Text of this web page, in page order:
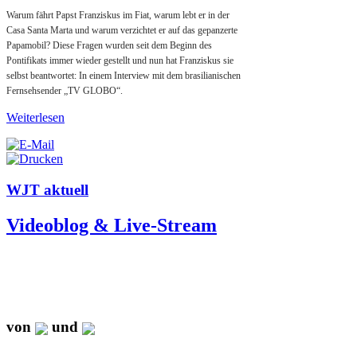
Warum fährt Papst Franziskus im Fiat, warum lebt er in der
Casa Santa Marta und warum verzichtet er auf das gepanzerte
Papamobil? Diese Fragen wurden seit dem Beginn des
Pontifikats immer wieder gestellt und nun hat Franziskus sie
selbst beantwortet: In einem Interview mit dem brasilianischen
Fernsehsender „TV GLOBO“.
Weiterlesen
WJT aktuell
Videoblog & Live-Stream
von und